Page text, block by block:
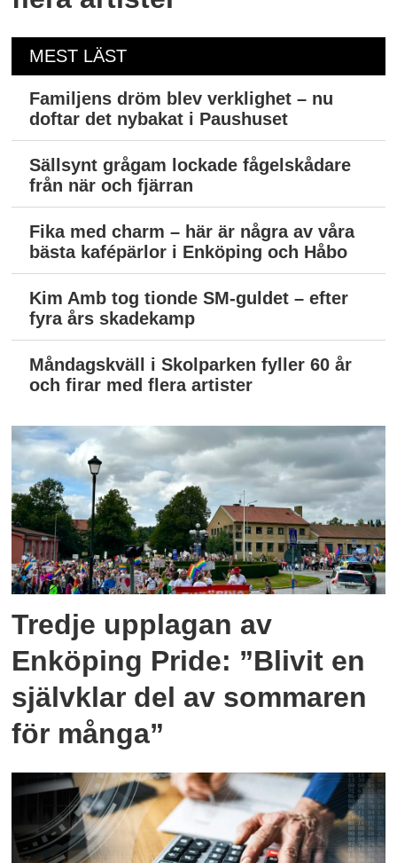
MEST LÄST
Familjens dröm blev verklighet – nu
doftar det nybakat i Paushuset
Sällsynt grågam lockade fågelskådare
från när och fjärran
Fika med charm – här är några av våra
bästa kafépärlor i Enköping och Håbo
Kim Amb tog tionde SM-guldet – efter
fyra års skadekamp
Måndagskväll i Skolparken fyller 60 år
och firar med flera artister
Tredje upplagan av
Enköping Pride: ”Blivit en
självklar del av sommaren
för många”